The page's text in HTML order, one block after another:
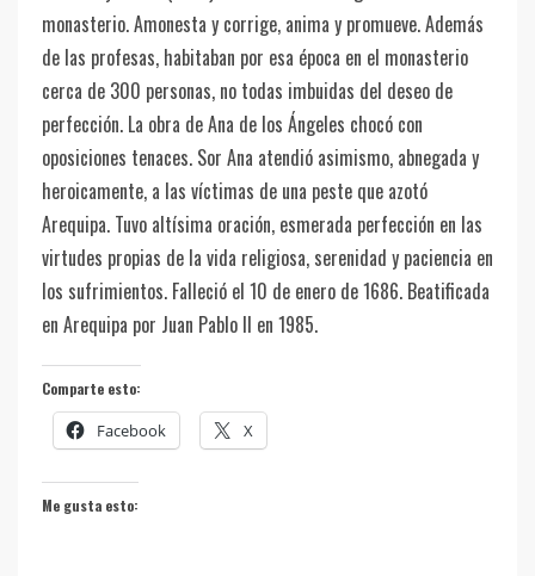
monasterio. Amonesta y corrige, anima y promueve. Además
de las profesas, habitaban por esa época en el monasterio
cerca de 300 personas, no todas imbuidas del deseo de
perfección. La obra de Ana de los Ángeles chocó con
oposiciones tenaces. Sor Ana atendió asimismo, abnegada y
heroicamente, a las víctimas de una peste que azotó
Arequipa. Tuvo altísima oración, esmerada perfección en las
virtudes propias de la vida religiosa, serenidad y paciencia en
los sufrimientos. Falleció el 10 de enero de 1686. Beatificada
en Arequipa por Juan Pablo II en 1985.
Comparte esto:
Facebook X
Me gusta esto: